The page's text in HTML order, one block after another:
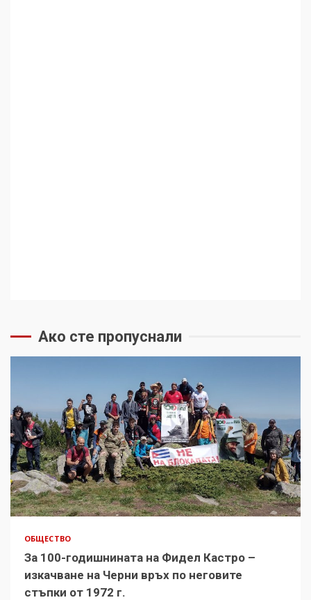
Ако сте пропуснали
ОБЩЕСТВО
За 100-годишнината на Фидел Кастро –
изкачване на Черни връх по неговите
стъпки от 1972 г.